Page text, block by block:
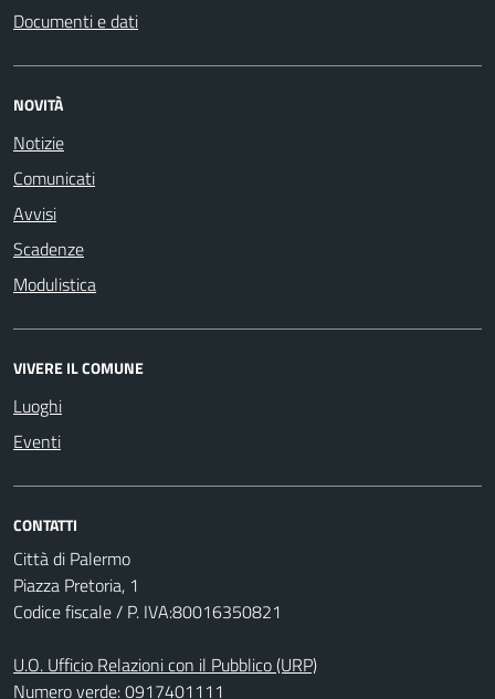
Documenti e dati
NOVITÀ
Notizie
Comunicati
Avvisi
Scadenze
Modulistica
VIVERE IL COMUNE
Luoghi
Eventi
CONTATTI
Città di Palermo
Piazza Pretoria, 1
Codice fiscale / P. IVA:80016350821
U.O. Ufficio Relazioni con il Pubblico (URP)
Numero verde: 0917401111